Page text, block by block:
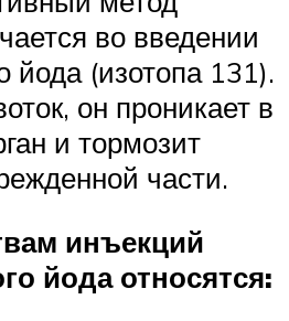
во введении
йода (изотопа 131).
он проникает в
и тормозит
части.
инъекций
йода относятся: